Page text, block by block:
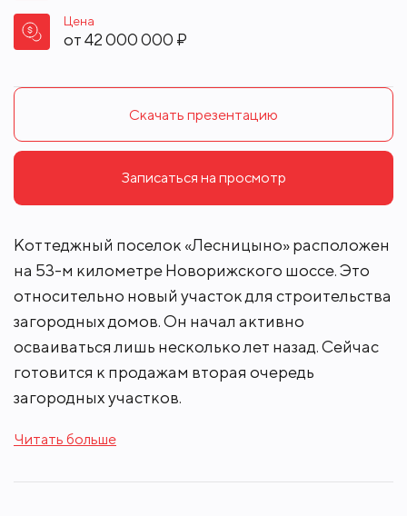
Цена
от42 000 000 ₽
Скачать презентацию
Записаться на просмотр
Коттеджный поселок «Лесницыно» расположен
на 53-м километре Новорижского шоссе. Это
относительно новый участок для строительства
загородных домов. Он начал активно
осваиваться лишь несколько лет назад. Сейчас
готовится к продажам вторая очередь
загородных участков.
Главное достоинство коттеджного поселка
Читать больше